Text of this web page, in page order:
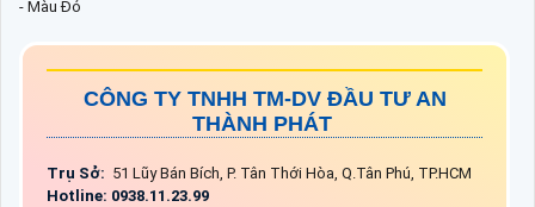
- Màu Đỏ
CÔNG TY TNHH TM-DV ĐẦU TƯ AN
THÀNH PHÁT
Trụ Sở: 51 Lũy Bán Bích, P. Tân Thới Hòa, Q.Tân Phú, TP.HCM
Hotline: 0938.11.23.99